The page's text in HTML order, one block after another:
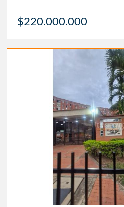
$220.000.000